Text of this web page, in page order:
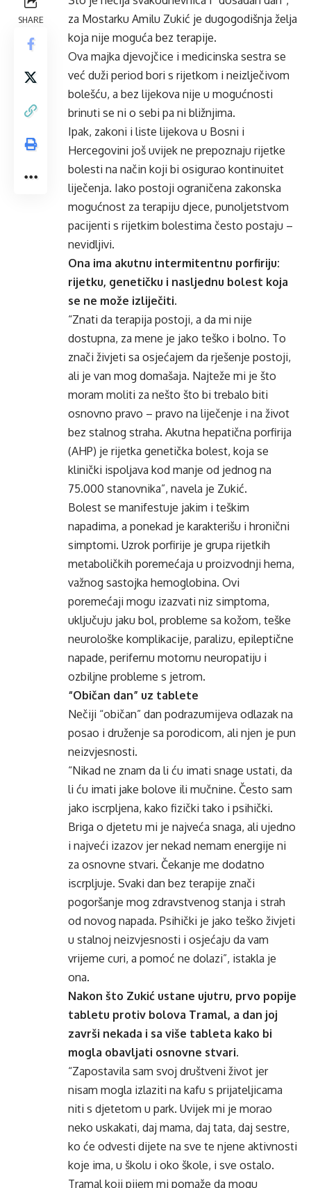
SHARE
za Mostarku Amilu Zukić je dugogodišnja želja
koja nije moguća bez terapije.
Ova majka djevojčice i medicinska sestra se
već duži period bori s rijetkom i neizlječivom
bolešću, a bez lijekova nije u mogućnosti
brinuti se ni o sebi pa ni bližnjima.
Ipak, zakoni i liste lijekova u Bosni i
Hercegovini još uvijek ne prepoznaju rijetke
bolesti na način koji bi osigurao kontinuitet
liječenja. Iako postoji ograničena zakonska
mogućnost za terapiju djece, punoljetstvom
pacijenti s rijetkim bolestima često postaju –
nevidljivi.
Ona ima akutnu intermitentnu porfiriju:
rijetku, genetičku i nasljednu bolest koja
se ne može izliječiti.
“Znati da terapija postoji, a da mi nije
dostupna, za mene je jako teško i bolno. To
znači živjeti sa osjećajem da rješenje postoji,
ali je van mog domašaja. Najteže mi je što
moram moliti za nešto što bi trebalo biti
osnovno pravo – pravo na liječenje i na život
bez stalnog straha. Akutna hepatična porfirija
(AHP) je rijetka genetička bolest, koja se
klinički ispoljava kod manje od jednog na
75.000 stanovnika”, navela je Zukić.
Bolest se manifestuje jakim i teškim
napadima, a ponekad je karakterišu i hronični
simptomi. Uzrok porfirije je grupa rijetkih
metaboličkih poremećaja u proizvodnji hema,
važnog sastojka hemoglobina. Ovi
poremećaji mogu izazvati niz simptoma,
uključuju jaku bol, probleme sa kožom, teške
neurološke komplikacije, paralizu, epileptične
napade, perifernu motornu neuropatiju i
ozbiljne probleme s jetrom.
“Običan dan” uz tablete
Nečiji “običan” dan podrazumijeva odlazak na
posao i druženje sa porodicom, ali njen je pun
neizvjesnosti.
“Nikad ne znam da li ću imati snage ustati, da
li ću imati jake bolove ili mučnine. Često sam
jako iscrpljena, kako fizički tako i psihički.
Briga o djetetu mi je najveća snaga, ali ujedno
i najveći izazov jer nekad nemam energije ni
za osnovne stvari. Čekanje me dodatno
iscrpljuje. Svaki dan bez terapije znači
pogoršanje mog zdravstvenog stanja i strah
od novog napada. Psihički je jako teško živjeti
u stalnoj neizvjesnosti i osjećaju da vam
vrijeme curi, a pomoć ne dolazi”, istakla je
ona.
Nakon što Zukić ustane ujutru, prvo popije
tabletu protiv bolova Tramal, a dan joj
završi nekada i sa više tableta kako bi
mogla obavljati osnovne stvari.
“Zapostavila sam svoj društveni život jer
nisam mogla izlaziti na kafu s prijateljicama
niti s djetetom u park. Uvijek mi je morao
neko uskakati, daj mama, daj tata, daj sestre,
ko će odvesti dijete na sve te njene aktivnosti
koje ima, u školu i oko škole, i sve ostalo.
Tramalkoji pijem mi pomaže da mogu